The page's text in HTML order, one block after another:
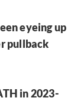
eyeing up
pullback
in 2023-